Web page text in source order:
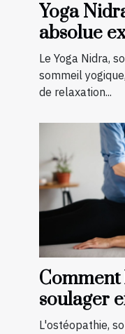
Yoga
absolue
bénéfices
l'esprit
Le Yoga Nidra,
sommeil
de relaxation...
Comment
soulager
douleurs
L'ostéopathie,